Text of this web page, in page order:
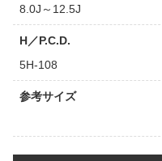
8.0J～12.5J
H／P.C.D.
5H-108
参考サイズ